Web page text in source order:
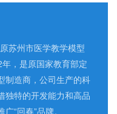
苏州市医学教学模型
，是原国家教育部定
制造商，公司生产的科
独特的开发能力和高品
“回春”品牌。